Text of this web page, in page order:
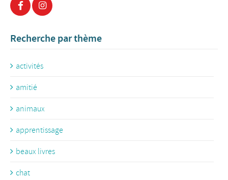
Recherche par thème
activités
amitié
animaux
apprentissage
beaux livres
chat